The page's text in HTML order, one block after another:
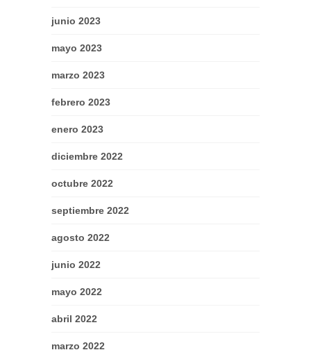
junio 2023
mayo 2023
marzo 2023
febrero 2023
enero 2023
diciembre 2022
octubre 2022
septiembre 2022
agosto 2022
junio 2022
mayo 2022
abril 2022
marzo 2022